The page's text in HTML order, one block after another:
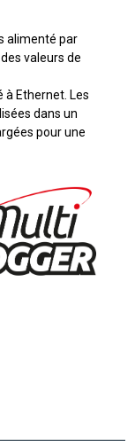
alimenté par
valeurs de
à Ethernet. Les
dans un
pour une